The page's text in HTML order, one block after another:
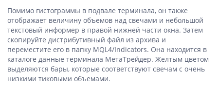
Помимо гистограммы в подвале терминала, он также
отображает величину объемов над свечами и небольшой
текстовый информер в правой нижней части окна. Затем
скопируйте дистрибутивный файл из архива и
переместите его в папку MQL4/Indicators. Она находится в
каталоге данные терминала МетаТрейдер. Желтым цветом
выделяются бары, которые соответствуют свечам с очень
низкими тиковыми объемами.